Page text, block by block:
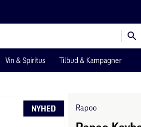
Vin & Spiritus Tilbud & Kampagner
NYHED Rapoo